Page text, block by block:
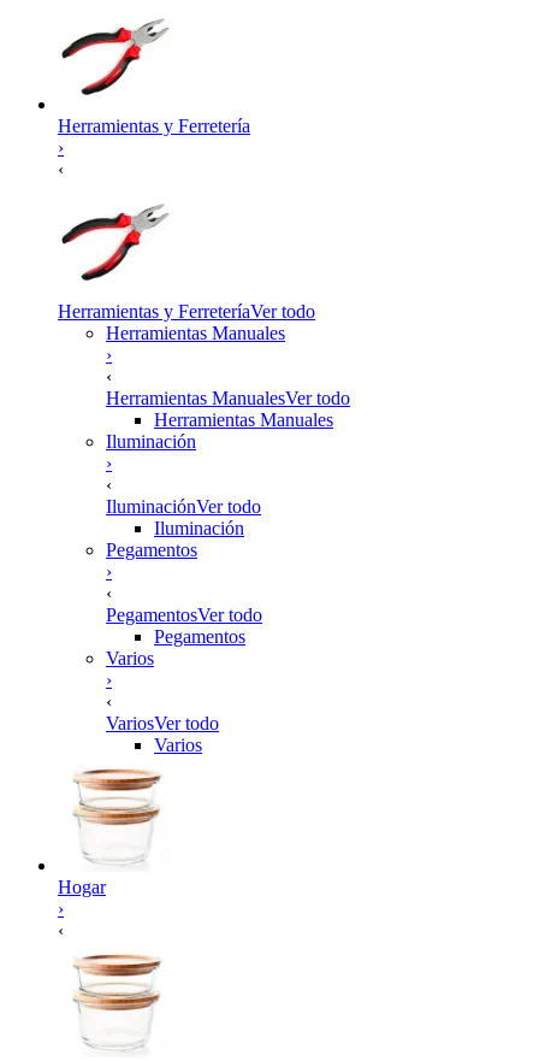
Herramientas y Ferretería
›
‹
Herramientas y FerreteríaVer todo
Herramientas Manuales
›
‹
Herramientas ManualesVer todo
Herramientas Manuales
Iluminación
›
‹
IluminaciónVer todo
Iluminación
Pegamentos
›
‹
PegamentosVer todo
Pegamentos
Varios
›
‹
VariosVer todo
Varios
Hogar
›
‹